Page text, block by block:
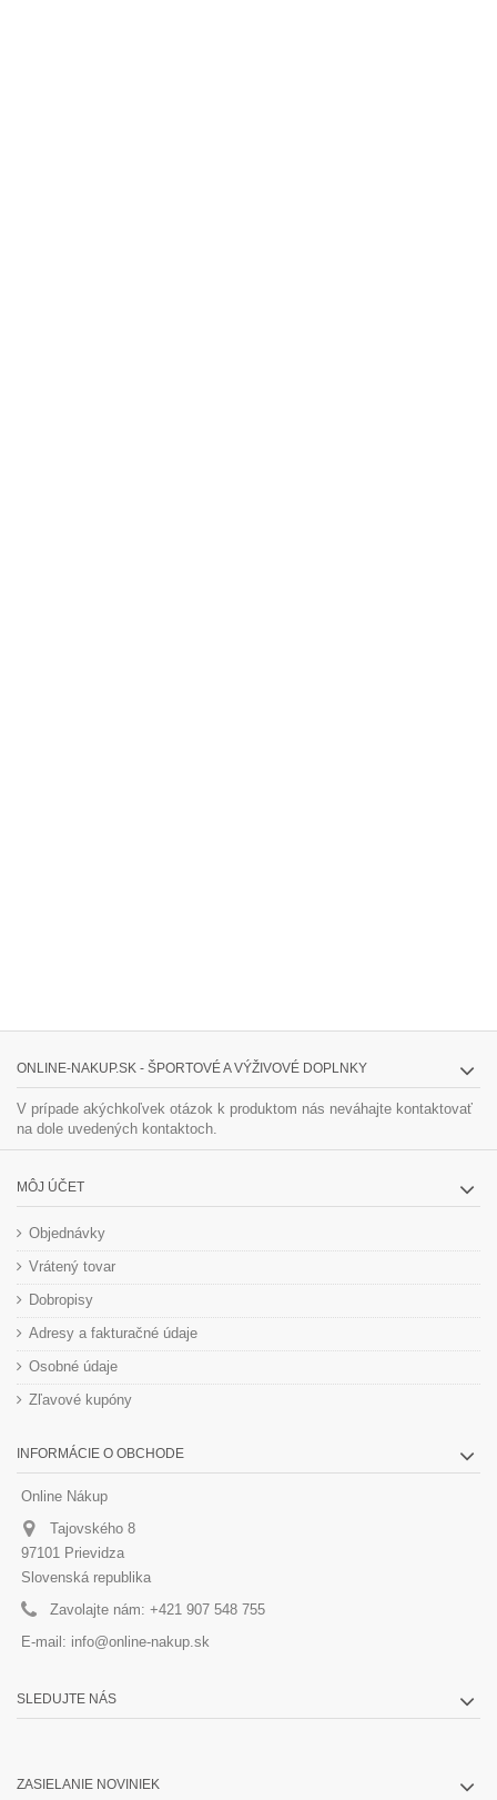
ONLINE-NAKUP.SK - ŠPORTOVÉ A VÝŽIVOVÉ DOPLNKY
V prípade akýchkoľvek otázok k produktom nás neváhajte kontaktovať
na dole uvedených kontaktoch.
MÔJ ÚČET
Objednávky
Vrátený tovar
Dobropisy
Adresy a fakturačné údaje
Osobné údaje
Zľavové kupóny
INFORMÁCIE O OBCHODE
Online Nákup
Tajovského 8
97101 Prievidza
Slovenská republika
Zavolajte nám: +421 907 548 755
E-mail: info@online-nakup.sk
SLEDUJTE NÁS
ZASIELANIE NOVINIEK